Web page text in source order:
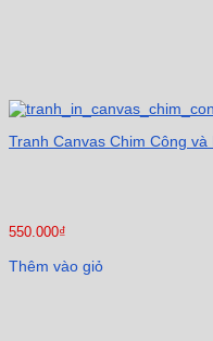
Tranh Canvas Chim Công và
550.000₫
Thêm vào giỏ